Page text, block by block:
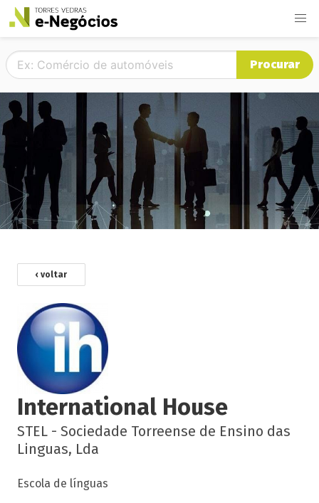
Procurar
‹ voltar
International House
STEL - Sociedade Torreense de Ensino das
Linguas, Lda
Escola de línguas